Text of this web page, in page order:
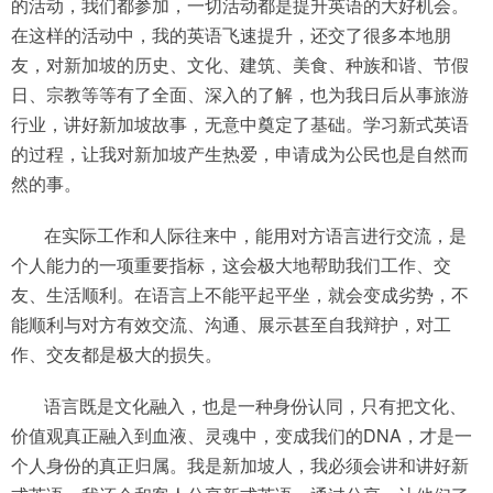
在这样的活动中，我的英语飞速提升，还交了很多本地朋
友，对新加坡的历史、文化、建筑、美食、种族和谐、节假
日、宗教等等有了全面、深入的了解，也为我日后从事旅游
行业，讲好新加坡故事，无意中奠定了基础。学习新式英语
的过程，让我对新加坡产生热爱，申请成为公民也是自然而
然的事。
在实际工作和人际往来中，能用对方语言进行交流，是
个人能力的一项重要指标，这会极大地帮助我们工作、交
友、生活顺利。在语言上不能平起平坐，就会变成劣势，不
能顺利与对方有效交流、沟通、展示甚至自我辩护，对工
作、交友都是极大的损失。
语言既是文化融入，也是一种身份认同，只有把文化、
价值观真正融入到血液、灵魂中，变成我们的DNA，才是一
个人身份的真正归属。我是新加坡人，我必须会讲和讲好新